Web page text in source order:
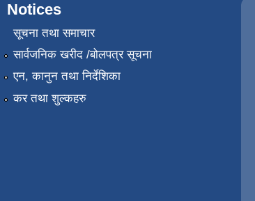
Notices
सूचना तथा समाचार
सार्वजनिक खरीद /बोलपत्र सूचना
एन, कानुन तथा निर्देशिका
कर तथा शुल्कहरु